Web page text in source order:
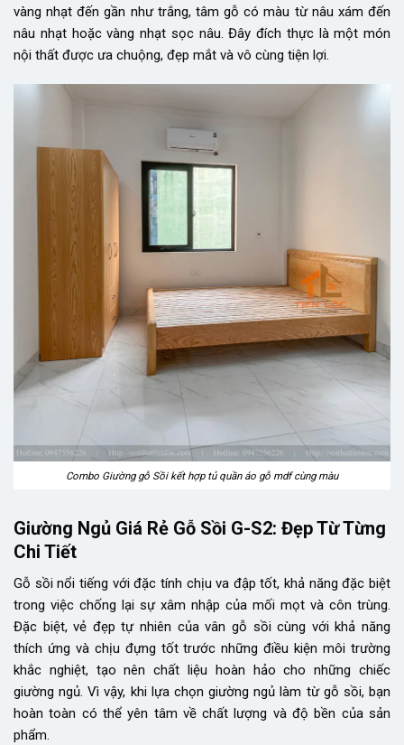
vàng nhạt đến gần như trắng, tâm gỗ có màu từ nâu xám đến
nâu nhạt hoặc vàng nhạt sọc nâu. Đây đích thực là một món
nội thất được ưa chuộng, đẹp mắt và vô cùng tiện lợi.
Combo Giường gỗ Sồi kết hợp tủ quần áo gỗ mdf cùng màu
Giường Ngủ Giá Rẻ Gỗ Sồi G-S2: Đẹp Từ Từng
Chi Tiết
Gỗ sồi nổi tiếng với đặc tính chịu va đập tốt, khả năng đặc biệt
trong việc chống lại sự xâm nhập của mối mọt và côn trùng.
Đặc biệt, vẻ đẹp tự nhiên của vân gỗ sồi cùng với khả năng
thích ứng và chịu đựng tốt trước những điều kiện môi trường
khắc nghiệt, tạo nên chất liệu hoàn hảo cho những chiếc
giường ngủ. Vì vậy, khi lựa chọn giường ngủ làm từ gỗ sồi, bạn
hoàn toàn có thể yên tâm về chất lượng và độ bền của sản
phẩm.